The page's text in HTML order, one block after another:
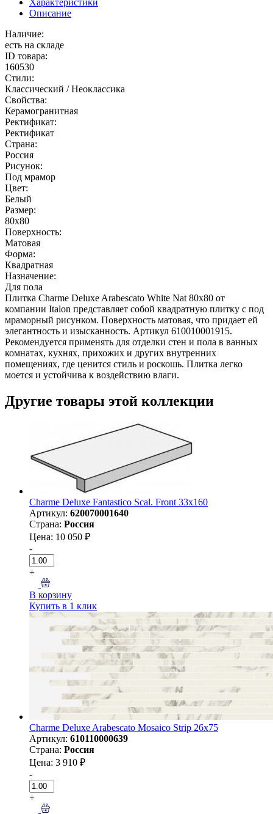
Описание
Наличие:
есть на складе
ID товара:
160530
Стили:
Классический / Неоклассика
Свойства:
Керамогранитная
Ректификат:
Ректификат
Страна:
Россия
Рисунок:
Под мрамор
Цвет:
Белый
Размер:
80x80
Поверхность:
Матовая
Форма:
Квадратная
Назначение:
Для пола
Плитка Charme Deluxe Arabescato White Nat 80х80 от
компании Italon представляет собой квадратную плитку с под
мраморный рисунком. Поверхность матовая, что придает ей
элегантность и изысканность. Артикул 610010001915.
Рекомендуется применять для отделки стен и пола в ванных
комнатах, кухнях, прихожих и других внутренних
помещениях, где ценится стиль и роскошь. Плитка легко
моется и устойчива к воздействию влаги.
Другие товары этой коллекции
Charme Deluxe Fantastico Scal. Front 33x160
Артикул: 620070001640
Страна: Россия
Цена: 10 050 ₽
-
+
В корзину
Купить в 1 клик
Charme Deluxe Arabescato Mosaico Strip 26x75
Артикул: 610110000639
Страна: Россия
Цена: 3 910 ₽
-
+